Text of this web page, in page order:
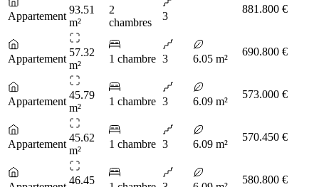
Appartement
93.51
m²
2
chambres
3
881.800 €
Appartement
57.32
m²
1 chambre 3 6.05 m²
690.800 €
Appartement
45.79
m²
1 chambre 3 6.09 m²
573.000 €
Appartement
45.62
m²
1 chambre 3 6.09 m²
570.450 €
46.45
580.800 €